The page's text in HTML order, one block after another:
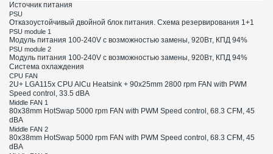
Источник питания
PSU
Отказоустойчивый двойной блок питания. Схема резервирования 1+1
PSU module 1
Модуль питания 100-240V с возможностью замены, 920Вт, КПД 94%
PSU module 2
Модуль питания 100-240V с возможностью замены, 920Вт, КПД 94%
Система охлаждения
CPU FAN
2U+ LGA115x CPU AlCu Heatsink + 90x25mm 2800 rpm FAN with PWM
Speed control, 33.5 dBA
Middle FAN 1
80х38mm HotSwap 5000 rpm FAN with PWM Speed control, 68.3 CFM, 45
dBA
Middle FAN 2
80х38mm HotSwap 5000 rpm FAN with PWM Speed control, 68.3 CFM, 45
dBA